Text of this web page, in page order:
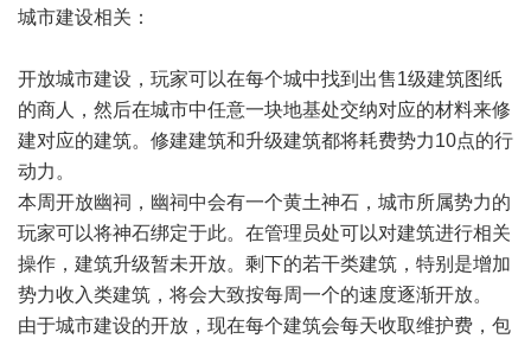
城市建设相关：
开放城市建设，玩家可以在每个城中找到出售1级建筑图纸
的商人，然后在城市中任意一块地基处交纳对应的材料来修
建对应的建筑。修建建筑和升级建筑都将耗费势力10点的行
动力。
本周开放幽祠，幽祠中会有一个黄土神石，城市所属势力的
玩家可以将神石绑定于此。在管理员处可以对建筑进行相关
操作，建筑升级暂未开放。剩下的若干类建筑，特别是增加
势力收入类建筑，将会大致按每周一个的速度逐渐开放。
由于城市建设的开放，现在每个建筑会每天收取维护费，包